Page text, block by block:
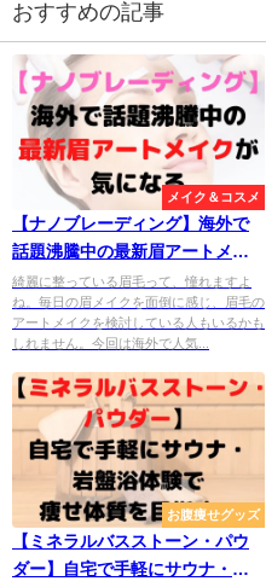
おすすめの記事
メイク＆コスメ
【ナノブレーディング】海外で
話題沸騰中の最新眉アートメイ
クが気になる
綺麗に整っている眉毛って、憧れますよ
ね。毎日の眉メイクを面倒に感じ、眉毛の
アートメイクを検討している人もいるかも
しれません。今回は海外で人気...
お腹痩せグッズ
【ミネラルバスストーン・パウ
ダー】自宅で手軽にサウナ・岩